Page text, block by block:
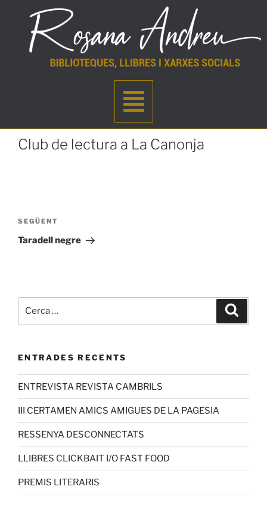
Club de lectura a La Canonja
SEGÜENT
Taradell negre
ENTRADES RECENTS
ENTREVISTA REVISTA CAMBRILS
III CERTAMEN AMICS AMIGUES DE LA PAGESIA
RESSENYA DESCONNECTATS
LLIBRES CLICKBAIT I/O FAST FOOD
PREMIS LITERARIS